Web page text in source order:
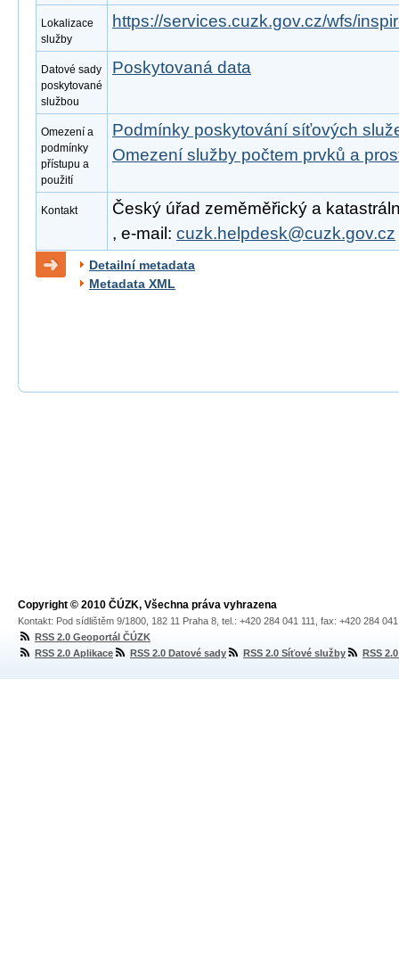
Lokalizace
služby
https://services.cuzk.gov.cz/wfs/
Datové sady
poskytované
službou
Poskytovaná data
Omezení a
podmínky
přístupu a
použití
Podmínky poskytování síťových
Omezení služby počtem prvků a
Kontakt
Český úřad zeměměřický a
, e-mail: cuzk.helpdesk@cuzk.gov.cz
Detailní metadata
Metadata XML
Copyright © 2010 ČÚZK, Všechna práva vyhrazena
Kontakt: Pod sídlištěm 9/1800, 182 11 Praha 8, tel.: +420 284 041 111, fax: +420 284
RSS 2.0 Geoportál ČÚZK
RSS 2.0 Aplikace
RSS 2.0 Datové sady RSS 2.0 Síťové služby RSS